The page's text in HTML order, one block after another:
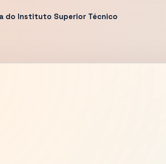
do Instituto Superior Técnico